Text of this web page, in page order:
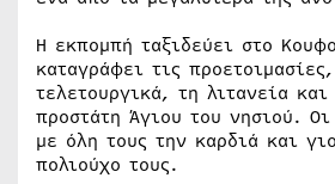
Η εκπομπή ταξιδεύει στο
καταγράφει τις
τελετουργικά, τη λιτανεία
προστάτη Άγιου του νησιού.
με όλη τους την καρδιά και
πολιούχο τους.